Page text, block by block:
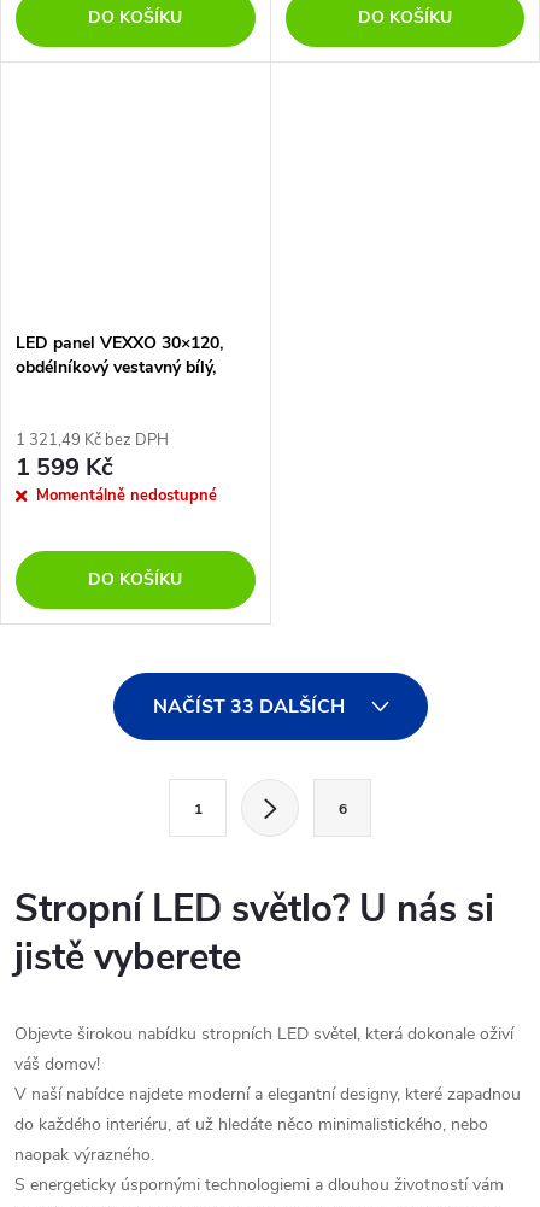
DO KOŠÍKU DO KOŠÍKU
LED panel VEXXO 30×120,
obdélníkový vestavný bílý,
1 321,49 Kč bez DPH
1 599 Kč
Momentálně nedostupné
DO KOŠÍKU
d
a
c
í
p
r
v
NAČÍST 33 DALŠÍCH
á
n
k
v
á
n
í
1 6
Stropní LED světlo? U nás si
jistě vyberete
Objevte širokou nabídku stropních LED světel, která dokonale oživí
váš domov!
V naší nabídce najdete moderní a elegantní designy, které zapadnou
do každého interiéru, ať už hledáte něco minimalistického, nebo
naopak výrazného.
S energeticky úspornými technologiemi a dlouhou životností vám